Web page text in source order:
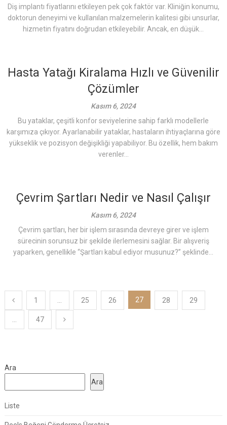
Diş implantı fiyatlarını etkileyen pek çok faktör var. Kliniğin konumu,
doktorun deneyimi ve kullanılan malzemelerin kalitesi gibi unsurlar,
hizmetin fiyatını doğrudan etkileyebilir. Ancak, en düşük...
Hasta Yatağı Kiralama Hızlı ve Güvenilir
Çözümler
Kasım 6, 2024
Bu yataklar, çeşitli konfor seviyelerine sahip farklı modellerle
karşımıza çıkıyor. Ayarlanabilir yataklar, hastaların ihtiyaçlarına göre
yükseklik ve pozisyon değişikliği yapabiliyor. Bu özellik, hem bakım
verenler...
Çevrim Şartları Nedir ve Nasıl Çalışır
Kasım 6, 2024
Çevrim şartları, her bir işlem sırasında devreye girer ve işlem
sürecinin sorunsuz bir şekilde ilerlemesini sağlar. Bir alışveriş
yaparken, genellikle “Şartları kabul ediyor musunuz?” şeklinde...
Yazı
sayfalaması
1 25 26 27 28 29
47
Ara
Ara
Liste